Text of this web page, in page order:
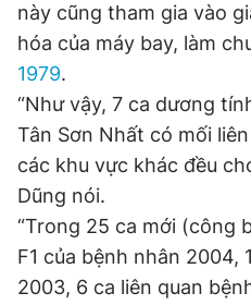
này cũng tham gia vào
hóa của máy bay, làm
1979.
“Như vậy, 7 ca dương
Tân Sơn Nhất có mối
các khu vực khác đều
Dũng nói.
“Trong 25 ca mới (công
F1 của bệnh nhân 2004,
2003, 6 ca liên quan